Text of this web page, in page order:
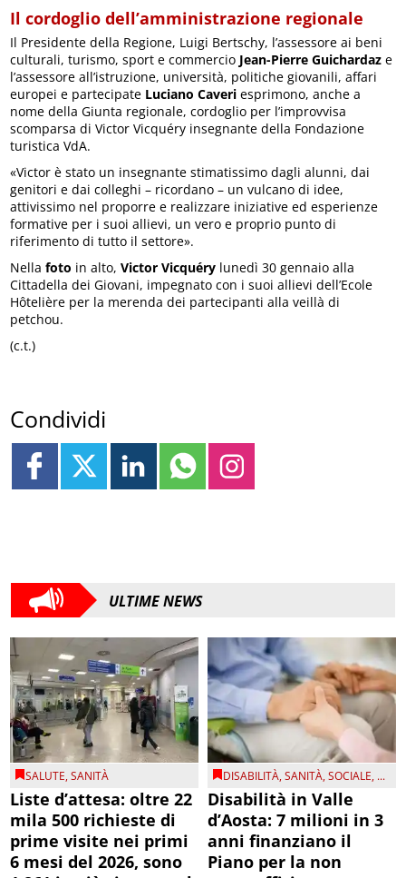
Il cordoglio dell’amministrazione regionale
Il Presidente della Regione, Luigi Bertschy, l’assessore ai beni
culturali, turismo, sport e commercio Jean-Pierre Guichardaz e
l’assessore all’istruzione, università, politiche giovanili, affari
europei e partecipate Luciano Caveri esprimono, anche a
nome della Giunta regionale, cordoglio per l’improvvisa
scomparsa di Victor Vicquéry insegnante della Fondazione
turistica VdA.
«Victor è stato un insegnante stimatissimo dagli alunni, dai
genitori e dai colleghi – ricordano – un vulcano di idee,
attivissimo nel proporre e realizzare iniziative ed esperienze
formative per i suoi allievi, un vero e proprio punto di
riferimento di tutto il settore».
Nellafoto in alto,Victor Vicquéry lunedì 30 gennaio alla
Cittadella dei Giovani, impegnato con i suoi allievi dell’Ecole
Hôtelière per la merenda dei partecipanti alla veillà di
petchou.
(c.t.)
Condividi
ULTIME NEWS
SALUTE,SANITÀ
Liste d’attesa: oltre 22
mila 500 richieste di
prime visite nei primi
6 mesi del 2026, sono
DISABILITÀ,SANITÀ,SOCIALE, ...
Disabilità in Valle
d’Aosta: 7 milioni in 3
anni finanziano il
Piano per la non